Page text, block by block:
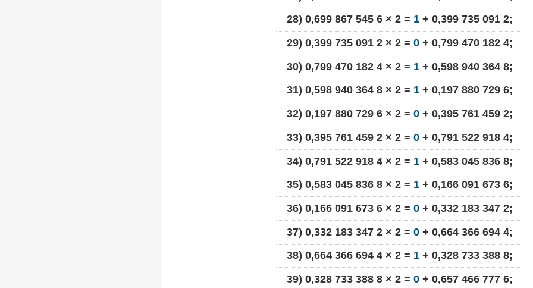
28) 0,699 867 545 6 × 2 = 1 + 0,399 735 091 2;
29) 0,399 735 091 2 × 2 = 0 + 0,799 470 182 4;
30) 0,799 470 182 4 × 2 = 1 + 0,598 940 364 8;
31) 0,598 940 364 8 × 2 = 1 + 0,197 880 729 6;
32) 0,197 880 729 6 × 2 = 0 + 0,395 761 459 2;
33) 0,395 761 459 2 × 2 = 0 + 0,791 522 918 4;
34) 0,791 522 918 4 × 2 = 1 + 0,583 045 836 8;
35) 0,583 045 836 8 × 2 = 1 + 0,166 091 673 6;
36) 0,166 091 673 6 × 2 = 0 + 0,332 183 347 2;
37) 0,332 183 347 2 × 2 = 0 + 0,664 366 694 4;
38) 0,664 366 694 4 × 2 = 1 + 0,328 733 388 8;
39) 0,328 733 388 8 × 2 = 0 + 0,657 466 777 6;